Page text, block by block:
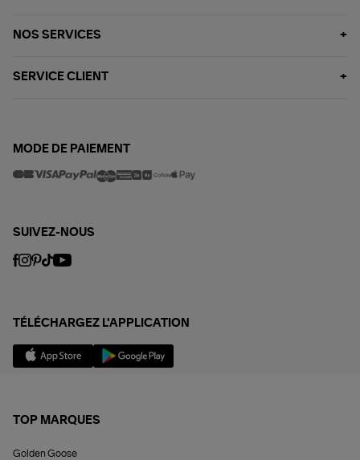
NOS SERVICES
SERVICE CLIENT
MODE DE PAIEMENT
SUIVEZ-NOUS
TÉLÉCHARGEZ L'APPLICATION
TOP MARQUES
Golden Goose